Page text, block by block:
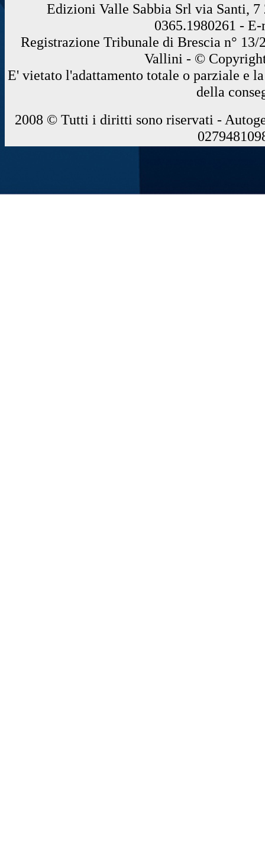
Edizioni Valle Sabbia Srl via Santi, 7
0365.1980261 -
Registrazione Tribunale di Brescia n°
Vallini - ©
E' vietato l'adattamento totale o parziale e
della
2008 © Tutti i diritti sono riservati -